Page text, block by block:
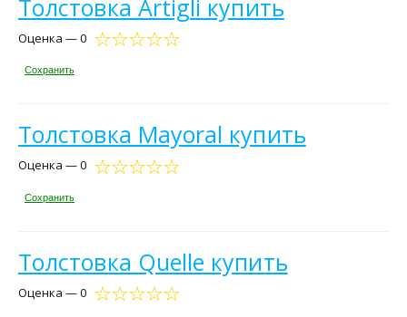
Толстовка Artigli купить
Оценка — 0
Сохранить
Толстовка Mayoral купить
Оценка — 0
Сохранить
Толстовка Quelle купить
Оценка — 0